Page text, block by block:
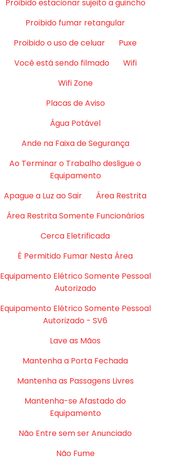
Proibido estacionar sujeito a guincho
Proibido fumar retangular
Proibido o uso de celuar
Puxe
Você está sendo filmado
Wifi
Wifi Zone
Placas de Aviso
Água Potável
Ande na Faixa de Segurança
Ao Terminar o Trabalho desligue o
Equipamento
Apague a Luz ao Sair
Área Restrita
Área Restrita Somente Funcionários
Cerca Eletrificada
É Permitido Fumar Nesta Área
Equipamento Elétrico Somente Pessoal
Autorizado
Equipamento Elétrico Somente Pessoal
Autorizado - SV6
Lave as Mãos
Mantenha a Porta Fechada
Mantenha as Passagens Livres
Mantenha-se Afastado do
Equipamento
Não Entre sem ser Anunciado
Não Fume